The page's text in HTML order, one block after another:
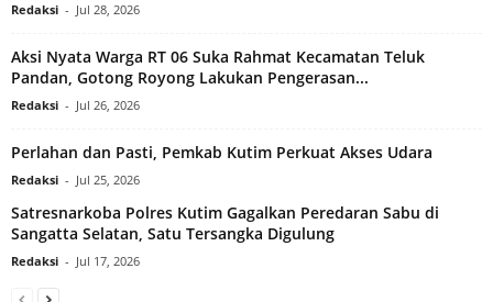
Redaksi - Jul 28, 2026
Aksi Nyata Warga RT 06 Suka Rahmat Kecamatan Teluk
Pandan, Gotong Royong Lakukan Pengerasan...
Redaksi - Jul 26, 2026
Perlahan dan Pasti, Pemkab Kutim Perkuat Akses Udara
Redaksi - Jul 25, 2026
Satresnarkoba Polres Kutim Gagalkan Peredaran Sabu di
Sangatta Selatan, Satu Tersangka Digulung
Redaksi - Jul 17, 2026